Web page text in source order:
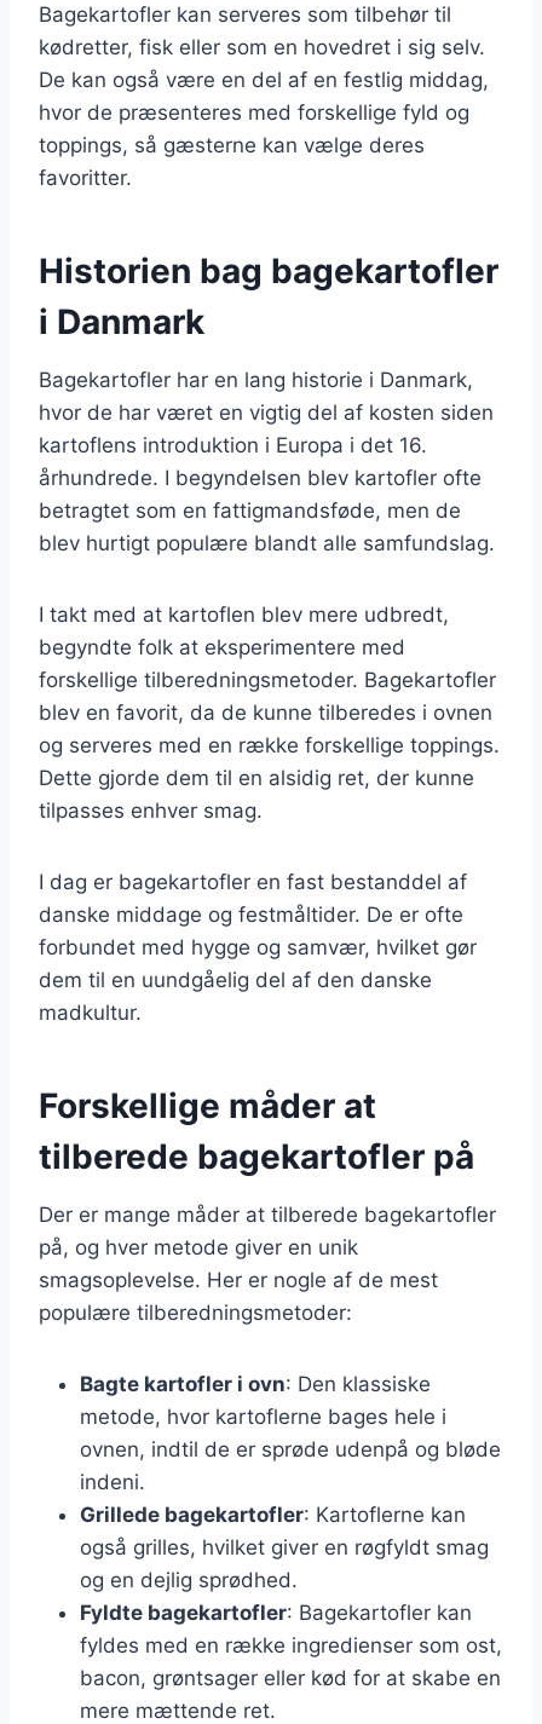
Bagekartofler kan serveres som tilbehør til
kødretter, fisk eller som en hovedret i sig selv.
De kan også være en del af en festlig middag,
hvor de præsenteres med forskellige fyld og
toppings, så gæsterne kan vælge deres
favoritter.
Historien bag bagekartofler
i Danmark
Bagekartofler har en lang historie i Danmark,
hvor de har været en vigtig del af kosten siden
kartoflens introduktion i Europa i det 16.
århundrede. I begyndelsen blev kartofler ofte
betragtet som en fattigmandsføde, men de
blev hurtigt populære blandt alle samfundslag.
I takt med at kartoflen blev mere udbredt,
begyndte folk at eksperimentere med
forskellige tilberedningsmetoder. Bagekartofler
blev en favorit, da de kunne tilberedes i ovnen
og serveres med en række forskellige toppings.
Dette gjorde dem til en alsidig ret, der kunne
tilpasses enhver smag.
I dag er bagekartofler en fast bestanddel af
danske middage og festmåltider. De er ofte
forbundet med hygge og samvær, hvilket gør
dem til en uundgåelig del af den danske
madkultur.
Forskellige måder at
tilberede bagekartofler på
Der er mange måder at tilberede bagekartofler
på, og hver metode giver en unik
smagsoplevelse. Her er nogle af de mest
populære tilberedningsmetoder:
Bagte kartofler i ovn: Den klassiske
metode, hvor kartoflerne bages hele i
ovnen, indtil de er sprøde udenpå og bløde
indeni.
Grillede bagekartofler: Kartoflerne kan
også grilles, hvilket giver en røgfyldt smag
og en dejlig sprødhed.
Fyldte bagekartofler: Bagekartofler kan
fyldes med en række ingredienser som ost,
bacon, grøntsager eller kød for at skabe en
mere mættende ret.